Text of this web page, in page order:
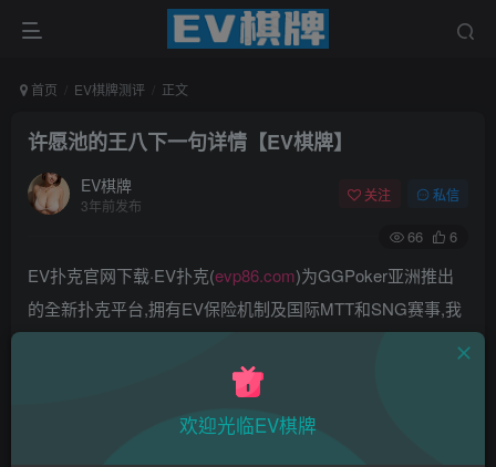
首页 EV棋牌测评 正文
许愿池的王八下一句详情【EV棋牌】
EV棋牌
3年前发布
关注 私信
66 6
EV扑克官网下载·EV扑克(evp86.com)为GGPoker亚洲推出
的全新扑克平台,拥有EV保险机制及国际MTT和SNG赛事,我
乐场|EV扑克小游戏——EV扑克导航(www.evpks.com)
欢迎光临EV棋牌